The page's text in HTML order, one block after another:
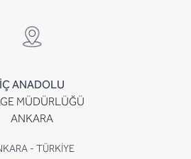
İÇ ANADOLU
MÜDÜRLÜĞÜ
ANKARA
- TÜRKİYE